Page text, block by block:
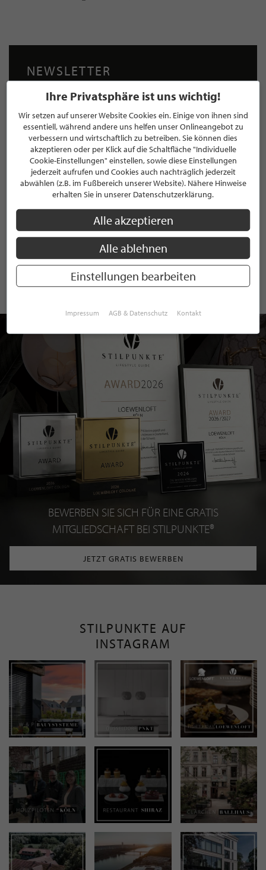
NEWSLETTER
Bleiben Sie immer UP TO DATE! Melden Sie sich jetzt für
unseren STILPUNKTE®-Newsletter an und profitieren Sie
von exklusivenNeuigkeiten, TrendsundAngeboten
Mit der Anmeldung für unseren Newsletter stimmen Sie
unserenDatenschutzbestimmungenzu. Eine Abmeldung
ist jederzeit möglich.
ANMELDEN
Mit der Anmeldung an unserem Newsletter stimmen Sie unseren
Datenschutzbestimmungenzu. EineAbmeldungist jederzeit möglich.
BEWERBEN SIE SICH FÜR EINE GRATIS
MITGLIEDSCHAFT BEI STILPUNKTE®
JETZT GRATIS BEWERBEN
STILPUNKTE AUF
INSTAGRAM
Ihre Privatsphäre ist uns wichtig!
Wir setzen auf unserer Website Cookies ein. Einige von ihnen sind
essentiell, während andere uns helfen unser Onlineangebot zu
verbessern und wirtschaftlich zu betreiben. Sie können dies
akzeptieren oder per Klick auf die Schaltfläche "Individuelle
Cookie-Einstellungen" einstellen, sowie diese Einstellungen
jederzeit aufrufen und Cookies auch nachträglich jederzeit
abwählen (z.B. im Fußbereich unserer Website). Nähere Hinweise
erhalten Sie in unserer Datenschutzerklärung.
Alle akzeptieren
Alle ablehnen
Einstellungen bearbeiten
Impressum AGB & Datenschutz Kontakt